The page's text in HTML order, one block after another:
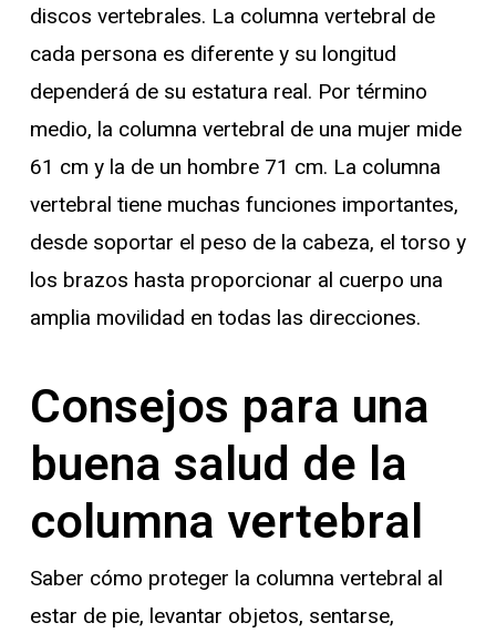
discos vertebrales. La columna vertebral de
cada persona es diferente y su longitud
dependerá de su estatura real. Por término
medio, la columna vertebral de una mujer mide
61 cm y la de un hombre 71 cm. La columna
vertebral tiene muchas funciones importantes,
desde soportar el peso de la cabeza, el torso y
los brazos hasta proporcionar al cuerpo una
amplia movilidad en todas las direcciones.
Consejos para una
buena salud de la
columna vertebral
Saber cómo proteger la columna vertebral al
estar de pie, levantar objetos, sentarse,